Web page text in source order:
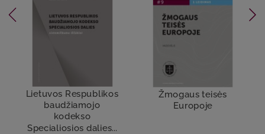
Lietuvos Respublikos
baudžiamojo
kodekso
Specialiosios dalies...
Žmogaus teisės
Europoje